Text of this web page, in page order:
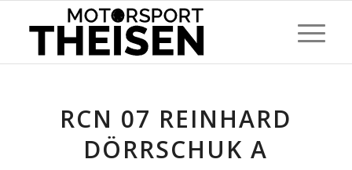
RCN 07 REINHARD
DÖRRSCHUK A